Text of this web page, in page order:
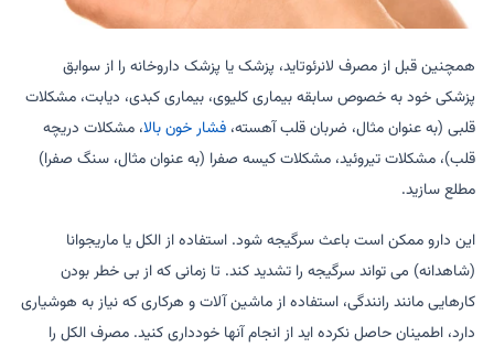
همچنین قبل از مصرف لانرئوتاید، پزشک یا پزشک داروخانه را از سوابق
پزشکی خود به خصوص سابقه بیماری کلیوی، بیماری کبدی، دیابت، مشکلات
قلبی (به عنوان مثال، ضربان قلب آهسته،فشار خون بالا، مشکلات دریچه
قلب)، مشکلات تیروئید، مشکلات کیسه صفرا (به عنوان مثال، سنگ صفرا)
مطلع سازید.
این دارو ممکن است باعث سرگیجه شود. استفاده از الکل یا ماریجوانا
(شاهدانه) می تواند سرگیجه را تشدید کند. تا زمانی که از بی خطر بودن
کارهایی مانند رانندگی، استفاده از ماشین آلات و هرکاری که نیاز به هوشیاری
دارد، اطمینان حاصل نکرده اید از انجام آنها خودداری کنید. مصرف الکل را